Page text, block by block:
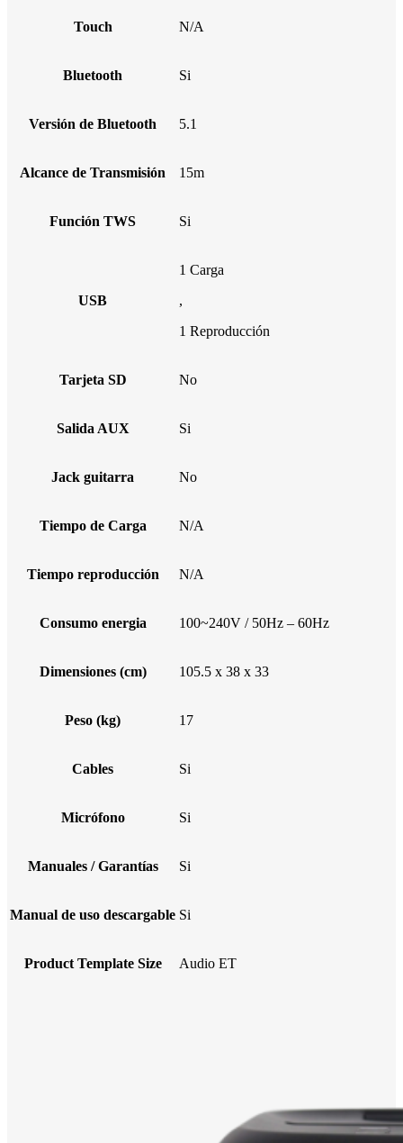
Touch N/A
Bluetooth Si
Versión de Bluetooth 5.1
Alcance de Transmisión 15m
Función TWS Si
USB
1 Carga
,
1 Reproducción
Tarjeta SD No
Salida AUX Si
Jack guitarra No
Tiempo de Carga N/A
Tiempo reproducción N/A
Consumo energia 100~240V / 50Hz – 60Hz
Dimensiones (cm) 105.5 x 38 x 33
Peso (kg) 17
Cables Si
Micrófono Si
Manuales / Garantías Si
Manual de uso descargable Si
Product Template Size Audio ET